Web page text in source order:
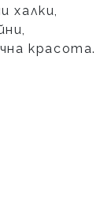
халки,
красота.